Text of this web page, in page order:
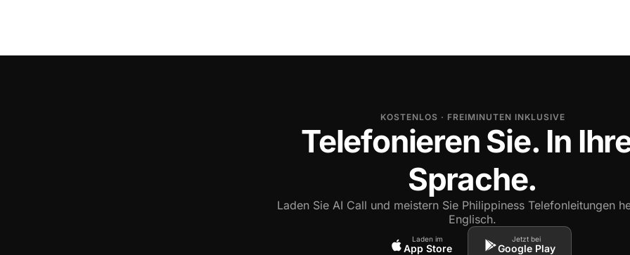
KOSTENLOS · FREIMINUTEN INKLUSIVE
Telefonieren Sie. In
Sprache.
Laden Sie AI Call und meistern Sie Philippiness Telefonleitungen
Englisch.
Laden im
App Store
Jetzt bei
Google Play